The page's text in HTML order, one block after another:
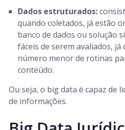
Dados estruturados:
quando coletados, já estão
banco de dados ou solução
fáceis de serem avaliados, já
número menor de rotinas
conteúdo.
Ou seja, o big data é capaz de
de informações.